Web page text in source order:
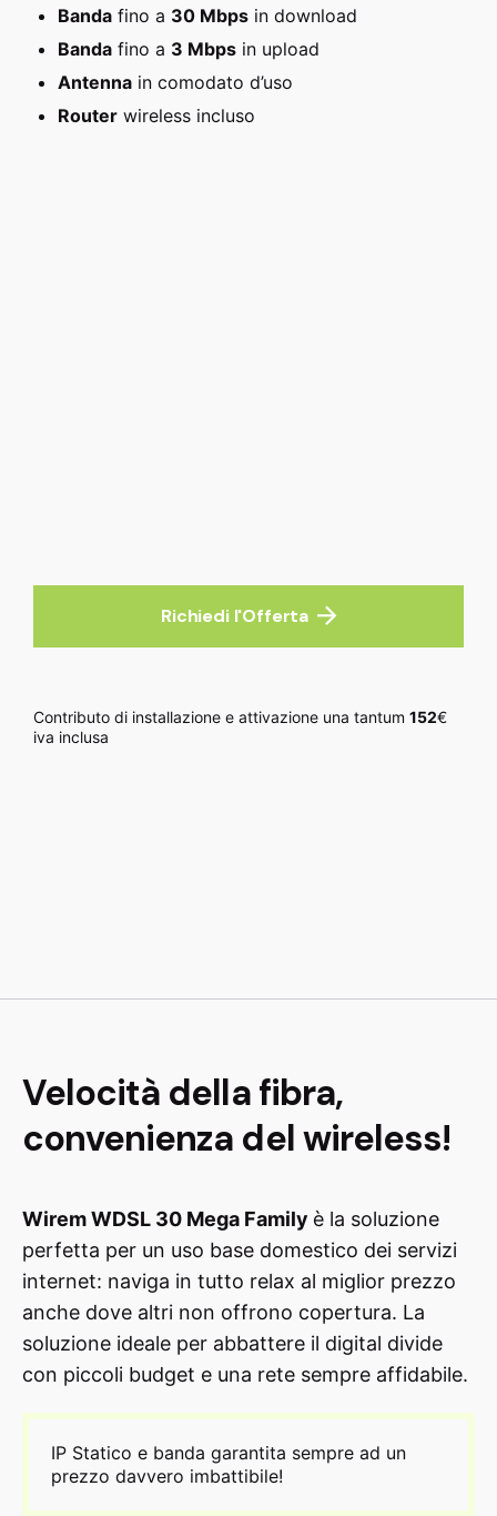
Banda fino a 30 Mbps in download
Banda fino a 3 Mbps in upload
Antenna in comodato d’uso
Router wireless incluso
Richiedi l'Offerta
Contributo di installazione e attivazione una tantum 152€
iva inclusa
Velocità della fibra,
convenienza del wireless!
Wirem WDSL 30 Mega Family è la soluzione
perfetta per un uso base domestico dei servizi
internet: naviga in tutto relax al miglior prezzo
anche dove altri non offrono copertura. La
soluzione ideale per abbattere il digital divide
con piccoli budget e una rete sempre affidabile.
IP Statico e banda garantita sempre ad un
prezzo davvero imbattibile!